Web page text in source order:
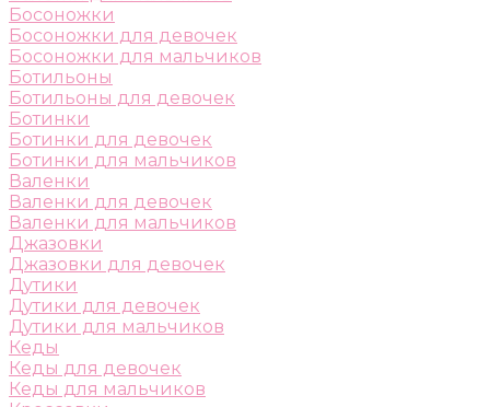
Босоножки
Босоножки для девочек
Босоножки для мальчиков
Ботильоны
Ботильоны для девочек
Ботинки
Ботинки для девочек
Ботинки для мальчиков
Валенки
Валенки для девочек
Валенки для мальчиков
Джазовки
Джазовки для девочек
Дутики
Дутики для девочек
Дутики для мальчиков
Кеды
Кеды для девочек
Кеды для мальчиков